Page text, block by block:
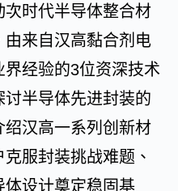
时代半导体整合材
来自汉高黏合剂电
经验的3位资深技术
半导体先进封装的
汉高一系列创新材
服封装挑战难题、
设计奠定稳固基